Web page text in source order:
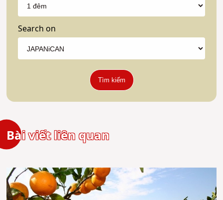
Search on
Tìm kiếm
Bài viết liên quan